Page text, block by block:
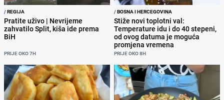
/REGIJA
Pratite uživo | Nevrijeme
zahvatilo Split, kiša ide prema
BiH
PRIJE OKO 7H
/BOSNA I HERCEGOVINA
Stiže novi toplotni val:
Temperature idu i do 40 stepeni,
od ovog datuma je moguća
promjena vremena
PRIJE OKO 8H